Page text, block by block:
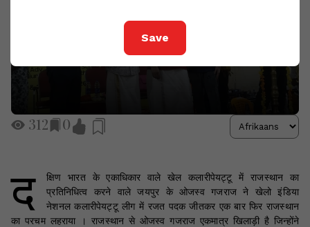
Save
312 0
द
क्षिण भारत के एकाधिकार वाले खेल कलारीपेयट्टू में राजस्थान का
प्रतिनिधित्व करने वाले जयपुर के ओजस्व गजराज ने खेलो इंडिया
नेशनल कलारीपेयट्टू लीग में रजत पदक जीतकर एक बार फिर राजस्थान
का परचम लहराया । राजस्थान से ओजस्व गजराज एकमात्र खिलाड़ी है जिन्होंने